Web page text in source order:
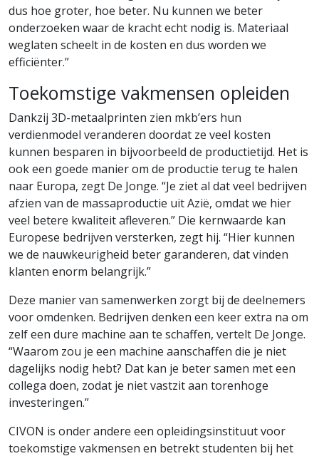
dus hoe groter, hoe beter. Nu kunnen we beter
onderzoeken waar de kracht echt nodig is. Materiaal
weglaten scheelt in de kosten en dus worden we
efficiënter.”
Toekomstige vakmensen opleiden
Dankzij 3D-metaalprinten zien mkb’ers hun
verdienmodel veranderen doordat ze veel kosten
kunnen besparen in bijvoorbeeld de productietijd. Het is
ook een goede manier om de productie terug te halen
naar Europa, zegt De Jonge. “Je ziet al dat veel bedrijven
afzien van de massaproductie uit Azië, omdat we hier
veel betere kwaliteit afleveren.” Die kernwaarde kan
Europese bedrijven versterken, zegt hij. “Hier kunnen
we de nauwkeurigheid beter garanderen, dat vinden
klanten enorm belangrijk.”
Deze manier van samenwerken zorgt bij de deelnemers
voor omdenken. Bedrijven denken een keer extra na om
zelf een dure machine aan te schaffen, vertelt De Jonge.
“Waarom zou je een machine aanschaffen die je niet
dagelijks nodig hebt? Dat kan je beter samen met een
collega doen, zodat je niet vastzit aan torenhoge
investeringen.”
CIVON is onder andere een opleidingsinstituut voor
toekomstige vakmensen en betrekt studenten bij het